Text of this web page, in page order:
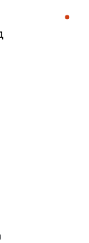
на сайт